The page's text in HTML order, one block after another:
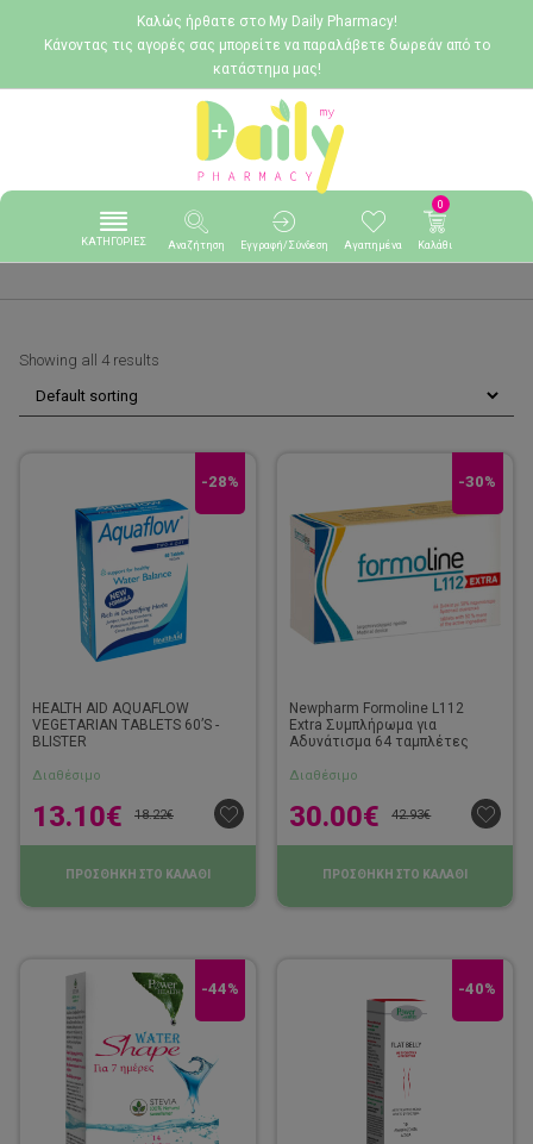
Καλώς ήρθατε στο My Daily Pharmacy!
Κάνοντας τις αγορές σας μπορείτε να παραλάβετε δωρεάν από το
κατάστημα μας!
ΚΑΤΗΓΟΡΙΕΣ Αναζήτηση Εγγραφή/Σύνδεση Αγαπημένα
0
Καλάθι
Showing all 4 results
-28%
HEALTH AID AQUAFLOW
VEGETARIAN TABLETS 60’S -
BLISTER
Διαθέσιμο
18.22€
13.10€
ΠΡΟΣΘΗΚΗ ΣΤΟ ΚΑΛΑΘΙ
-30%
Newpharm Formoline L112
Extra Συμπλήρωμα για
Αδυνάτισμα 64 ταμπλέτες
Διαθέσιμο
42.93€
30.00€
ΠΡΟΣΘΗΚΗ ΣΤΟ ΚΑΛΑΘΙ
-44% -40%